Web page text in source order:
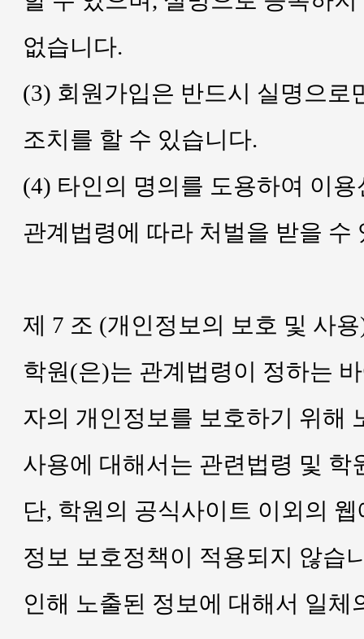
없습니다.
(3) 회원가입은 반드시 실명으
조치를 할 수 있습니다.
(4) 타인의 명의를 도용하여 이
관계법령에 따라 처벌을 받을 수
제 7 조 (개인정보의 보호 및 사
학원(은)는 관계법령이 정하는
자의 개인정보를 보호하기 위해
사용에 대해서는 관련법령 및
단, 학원의 공식사이트 이외의
정보 보호정책이 적용되지 않습
인해 노출된 정보에 대해서 일체